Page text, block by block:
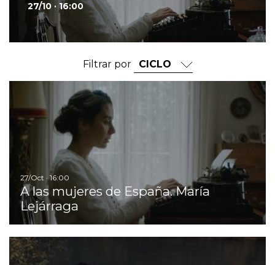
27/10 · 16:00
Filtrar por
27/Oct · 16:00
A las mujeres de España. María
Lejárraga